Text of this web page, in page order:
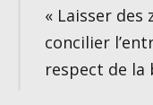
« Laisser des
concilier
respect de la